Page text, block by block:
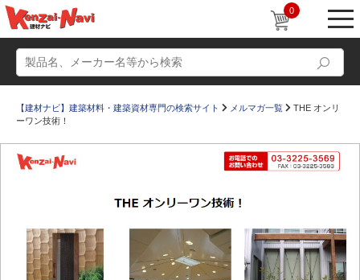
0
ショールーム
かたなび コラム
すまいリング 設計士インタビュー
【建材ナビ】建築材料・建築資材専門の検索サイト メルマガ一覧
THE オンリ
ーワン技術！